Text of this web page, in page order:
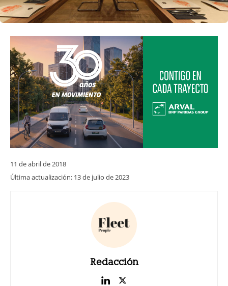
11 de abril de 2018
Última actualización: 13 de julio de 2023
Redacción